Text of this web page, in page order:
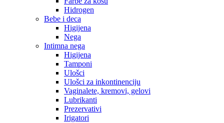
Hidrogen
Bebe i deca
Higijena
Nega
Intimna nega
Higijena
Tamponi
Ulošci
Ulošci za inkontinenciju
Vaginalete, kremovi, gelovi
Lubrikanti
Prezervativi
Irigatori